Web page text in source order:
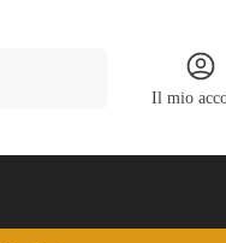
Il mio